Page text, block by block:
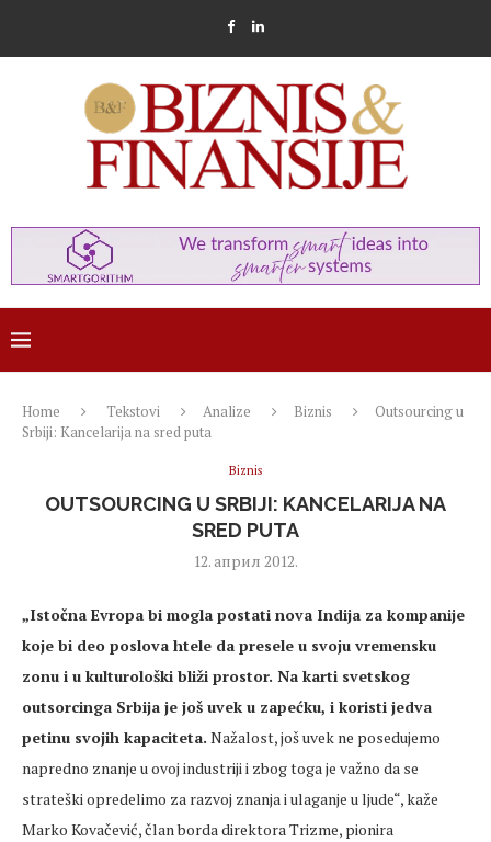
Home Tekstovi Analize Biznis
Outsourcing u
Srbiji: Kancelarija na sred puta
Biznis
OUTSOURCING U SRBIJI: KANCELARIJA NA
SRED PUTA
12. април 2012.
„Istočna Evropa bi mogla postati nova Indija za kompanije
koje bi deo poslova htele da presele u svoju vremensku
zonu i u kulturološki bliži prostor. Na karti svetskog
outsorcinga Srbija je još uvek u zapećku, i koristi jedva
petinu svojih kapaciteta. Nažalost, još uvek ne posedujemo
napredno znanje u ovoj industriji i zbog toga je važno da se
strateški opredelimo za razvoj znanja i ulaganje u ljude“, kaže
Marko Kovačević, član borda direktora Trizme, pionira